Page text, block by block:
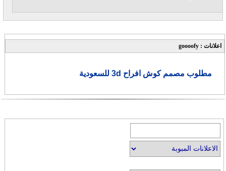
اعلانات : goooofy
مطلوب مصمم كوش افراح 3d للسعودية